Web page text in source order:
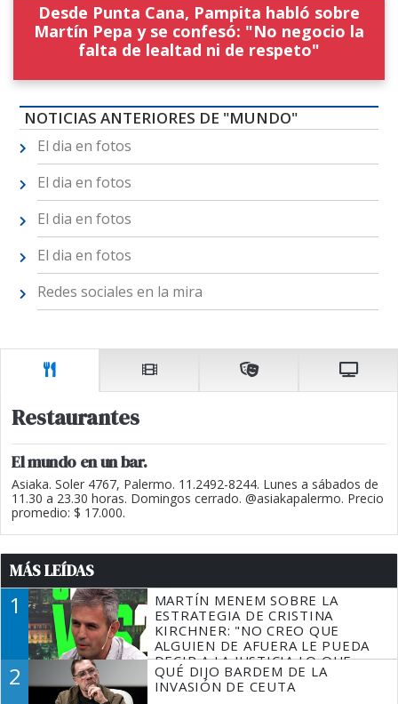
Desde Punta Cana, Pampita habló sobre
Martín Pepa y se confesó: "No negocio la
falta de lealtad ni de respeto"
NOTICIAS ANTERIORES DE "MUNDO"
El dia en fotos
El dia en fotos
El dia en fotos
El dia en fotos
Redes sociales en la mira
Restaurantes
El mundo en un bar.
Asiaka. Soler 4767, Palermo. 11.2492-8244. Lunes a sábados de
11.30 a 23.30 horas. Domingos cerrado. @asiakapalermo. Precio
promedio: $ 17.000.
MÁS LEÍDAS
1
MARTÍN MENEM SOBRE LA
ESTRATEGIA DE CRISTINA
KIRCHNER: "NO CREO QUE
ALGUIEN DE AFUERA LE PUEDA
DECIR A LA JUSTICIA LO QUE
TIENE QUE HACER"
2
QUÉ DIJO BARDEM DE LA
INVASIÓN DE CEUTA